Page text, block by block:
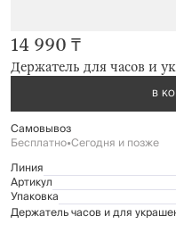
Держатель для часов и
14 990 ₸
В
Самовывоз
Бесплатно•Сегодня и позже
Линия
Артикул
Упаковка
Держатель часов и для